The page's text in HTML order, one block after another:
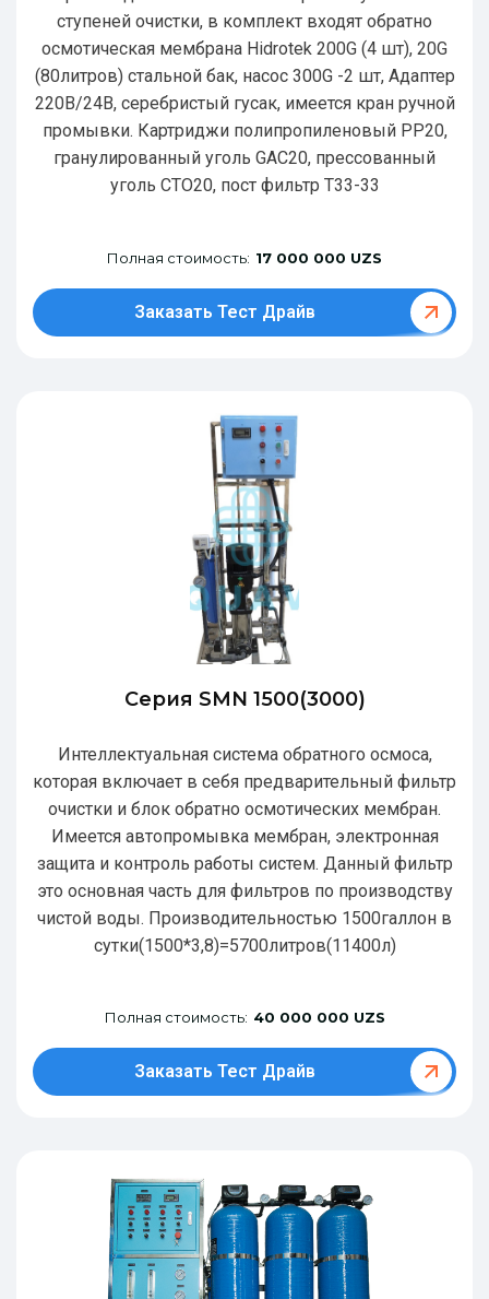
ступеней очистки, в комплект входят обратно
осмотическая мембрана Hidrotek 200G (4 шт), 20G
(80литров) стальной бак, насос 300G -2 шт, Адаптер
220В/24В, серебристый гусак, имеется кран ручной
промывки. Картриджи полипропиленовый РР20,
гранулированный уголь GAC20, прессованный
уголь CTO20, пост фильтр T33-33
Полная стоимость: 17 000 000 UZS
Заказать Тест Драйв
Серия SMN 1500(3000)
Интеллектуальная система обратного осмоса,
которая включает в себя предварительный фильтр
очистки и блок обратно осмотических мембран.
Имеется автопромывка мембран, электронная
защита и контроль работы систем. Данный фильтр
это основная часть для фильтров по производству
чистой воды. Производительностью 1500галлон в
сутки(1500*3,8)=5700литров(11400л)
Полная стоимость: 40 000 000 UZS
Заказать Тест Драйв